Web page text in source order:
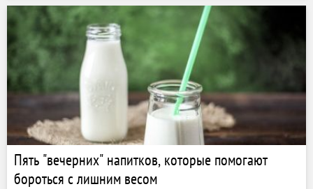
Пять "вечерних" напитков, которые помогают
бороться с лишним весом